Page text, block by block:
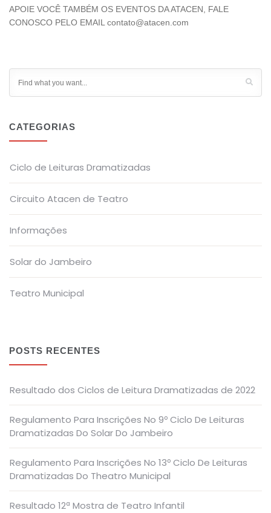
APOIE VOCÊ TAMBÉM OS EVENTOS DA ATACEN, FALE
CONOSCO PELO EMAIL contato@atacen.com
CATEGORIAS
Ciclo de Leituras Dramatizadas
Circuito Atacen de Teatro
Informações
Solar do Jambeiro
Teatro Municipal
POSTS RECENTES
Resultado dos Ciclos de Leitura Dramatizadas de 2022
Regulamento Para Inscrições No 9º Ciclo De Leituras
Dramatizadas Do Solar Do Jambeiro
Regulamento Para Inscrições No 13º Ciclo De Leituras
Dramatizadas Do Theatro Municipal
Resultado 12ª Mostra de Teatro Infantil